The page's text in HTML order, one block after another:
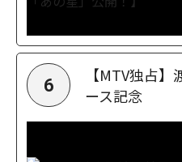
6
【MTV独占
ース記念